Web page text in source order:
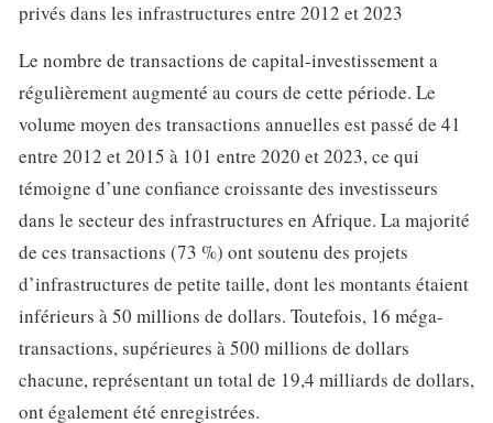
Le nombre de transactions de capital-investissement a
régulièrement augmenté au cours de cette période. Le
volume moyen des transactions annuelles est passé de 41
entre 2012 et 2015 à 101 entre 2020 et 2023, ce qui
témoigne d’une confiance croissante des investisseurs
dans le secteur des infrastructures en Afrique. La majorité
de ces transactions (73 %) ont soutenu des projets
d’infrastructures de petite taille, dont les montants étaient
inférieurs à 50 millions de dollars. Toutefois, 16 méga-
transactions, supérieures à 500 millions de dollars
chacune, représentant un total de 19,4 milliards de dollars,
ont également été enregistrées.